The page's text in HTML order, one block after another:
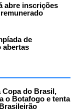
abre inscrições
de
abertas
Copa do Brasil,
o Botafogo e tenta